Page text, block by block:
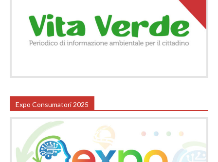
Expo Consumatori 2025